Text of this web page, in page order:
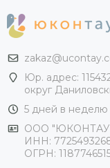
Юр. адрес:
округ
5 дней в неделю
ООО
ИНН:
ОГРН: